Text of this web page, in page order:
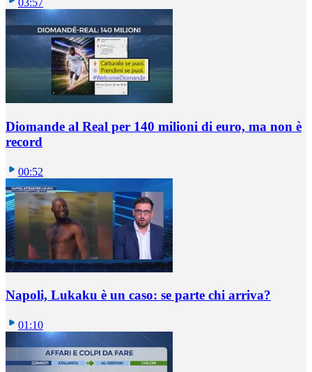
03:57
Diomande al Real per 140 milioni di euro, ma non è
record
00:52
Napoli, Lukaku è un caso: se parte chi arriva?
01:10